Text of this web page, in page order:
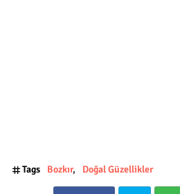
Tags Bozkır Doğal Güzellikler